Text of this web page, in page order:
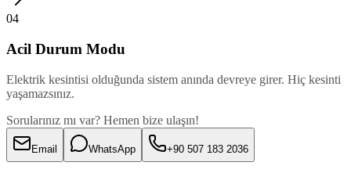
04
Acil Durum Modu
Elektrik kesintisi olduğunda sistem anında devreye girer. Hiç kesinti
yaşamazsınız.
Sorularınız mı var? Hemen bize ulaşın!
Email WhatsApp +90 507 183 2036